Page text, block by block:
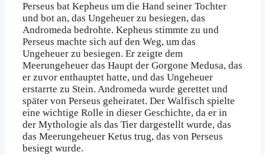
Perseus bat Kepheus um die Hand seiner Tochter
und bot an, das Ungeheuer zu besiegen, das
Andromeda bedrohte. Kepheus stimmte zu und
Perseus machte sich auf den Weg, um das
Ungeheuer zu besiegen. Er zeigte dem
Meerungeheuer das Haupt der Gorgone Medusa, das
er zuvor enthauptet hatte, und das Ungeheuer
erstarrte zu Stein. Andromeda wurde gerettet und
später von Perseus geheiratet. Der Walfisch spielte
eine wichtige Rolle in dieser Geschichte, da er in
der Mythologie als das Tier dargestellt wurde, das
das Meerungeheuer Ketus trug, das von Perseus
besiegt wurde.